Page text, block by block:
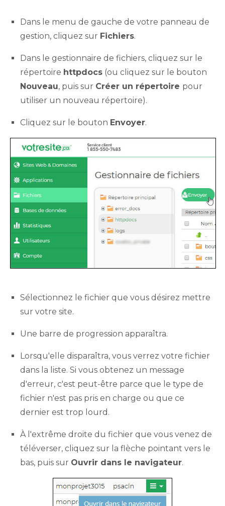
Dans le menu de gauche de votre panneau de
gestion, cliquez sur Fichiers.
Dans le gestionnaire de fichiers, cliquez sur le
répertoire httpdocs (ou cliquez sur le bouton
Nouveau, puis sur Créer un répertoire pour
utiliser un nouveau répertoire).
Cliquez sur le bouton Envoyer.
Sélectionnez le fichier que vous désirez mettre
sur votre site.
Une barre de progression apparaîtra.
Lorsqu'elle disparaîtra, vous verrez votre fichier
dans la liste. Si vous obtenez un message
d'erreur, c'est peut-être parce que le type de
fichier n'est pas pris en charge ou que ce
dernier est trop lourd.
À l'extrême droite du fichier que vous venez de
téléverser, cliquez sur la flèche pointant vers le
bas, puis sur Ouvrir dans le navigateur.